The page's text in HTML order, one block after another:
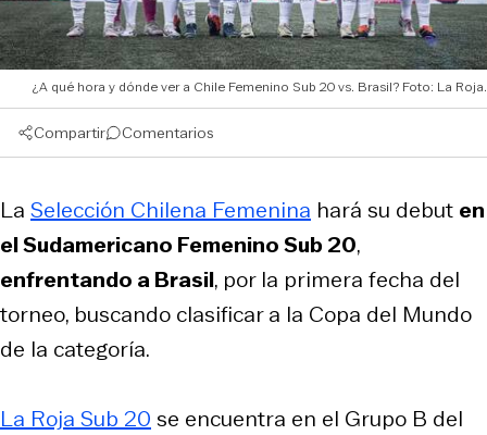
¿A qué hora y dónde ver a Chile Femenino Sub 20 vs. Brasil? Foto: La Roja.
Compartir Comentarios
La Selección Chilena Femenina hará su debut en
el Sudamericano Femenino Sub 20,
enfrentando a Brasil, por la primera fecha del
torneo, buscando clasificar a la Copa del Mundo
de la categoría.
La Roja Sub 20 se encuentra en el Grupo B del